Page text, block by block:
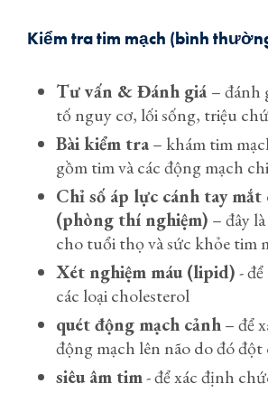
Kiểm tra tim mạch (bình
Tư vấn & Đánh giá– đánh
tố nguy cơ, lối sống, triệu
Bài kiểm tra– khám tim
gồm tim và các động mạch chi
Chỉ số áp lực cánh tay mắt
(phòng thí nghiệm) – đây
cho tuổi thọ và sức khỏe tim
Xét nghiệm máu (lipid)-
các loại cholesterol
quét động mạch cảnh– để
động mạch lên não do đó
siêu âm tim- để xác định